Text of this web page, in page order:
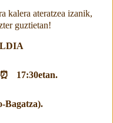
kalera ateratzea izanik,
guztietan!
17:30etan.
Bagatza).